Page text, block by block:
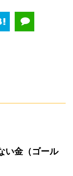
い金（ゴール